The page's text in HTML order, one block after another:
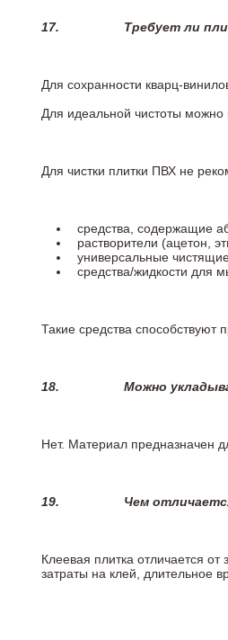
17. Требует ли
Для сохранности кварц-
Для идеальной чистоты
Для чистки плитки ПВХ не
средства, содержащие
растворители (ацетон,
универсальные
средства/жидкости для
Такие средства
18. Можно
Нет. Материал предназначен
19. Чем
Клеевая плитка отличается
затраты на клей, длительное